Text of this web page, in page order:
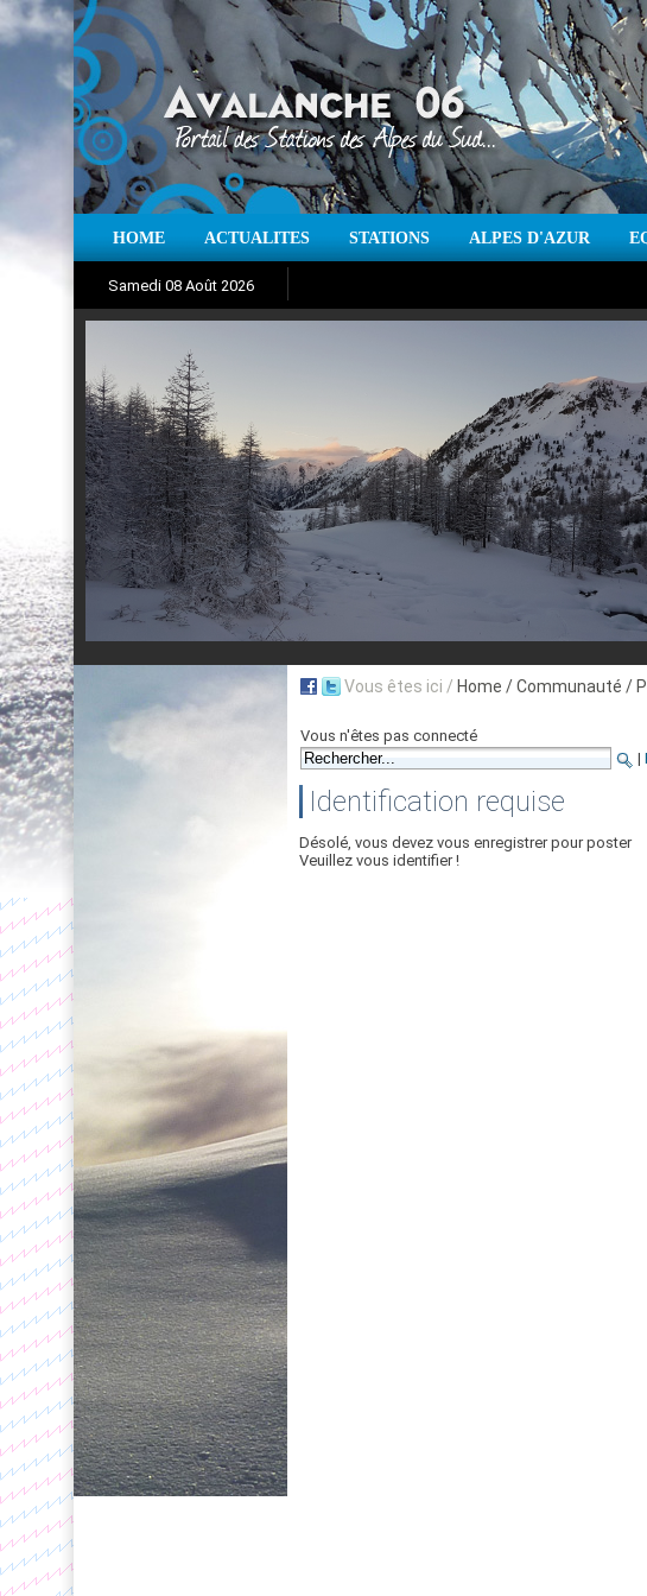
HOME ACTUALITES STATIONS ALPES D'AZUR
Samedi 08 Août 2026
Aujourd'hui : T° Min :°CT° Max :°C |
Suivez en direct l'actualité des stations des
Vous êtes ici / Home / Communauté /
Vous n'êtes pas connecté
|
Identification requise
Désolé, vous devez vous enregistrer pour poster
Veuillez vous identifier !